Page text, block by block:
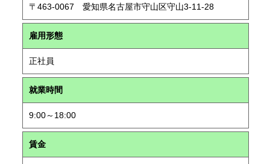
〒463-0067 愛知県名古屋市守山区守山3-11-28
雇用形態
正社員
就業時間
9:00～18:00
賃金